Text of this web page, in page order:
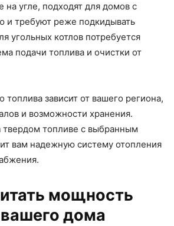
угле, подходят для домов с
и требуют реже подкидывать
угольных котлов потребуется
подачи топлива и очистки от
топлива зависит от вашего региона,
и возможности хранения.
твердом топливе с выбранным
вам надежную систему отопления
мощность
дома